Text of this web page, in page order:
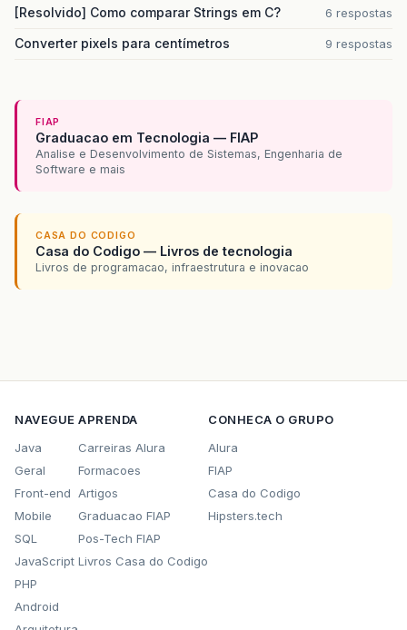
[Resolvido] Como comparar Strings em C? 6 respostas
Converter pixels para centímetros 9 respostas
FIAP
Graduacao em Tecnologia — FIAP
Analise e Desenvolvimento de Sistemas, Engenharia de
Software e mais
CASA DO CODIGO
Casa do Codigo — Livros de tecnologia
Livros de programacao, infraestrutura e inovacao
NAVEGUE
Java
Geral
Front-end
Mobile
SQL
JavaScript
PHP
Android
APRENDA
Carreiras Alura
Formacoes
Artigos
Graduacao FIAP
Pos-Tech FIAP
Livros Casa do Codigo
CONHECA O GRUPO
Alura
FIAP
Casa do Codigo
Hipsters.tech